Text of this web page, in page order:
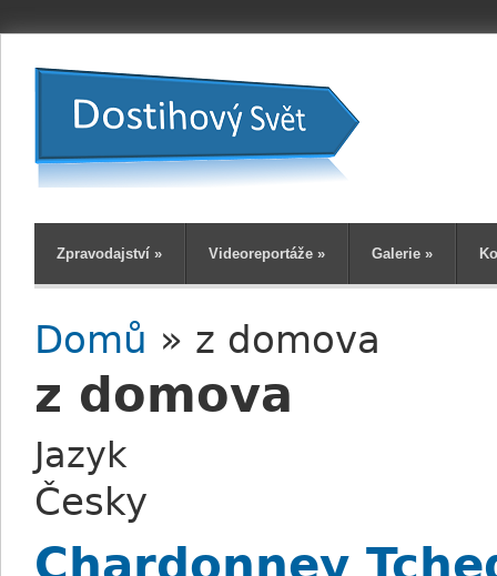
Zpravodajství » Videoreportáže » Galerie »
Jste zde
Domů » z domova
z domova
Jazyk
Česky